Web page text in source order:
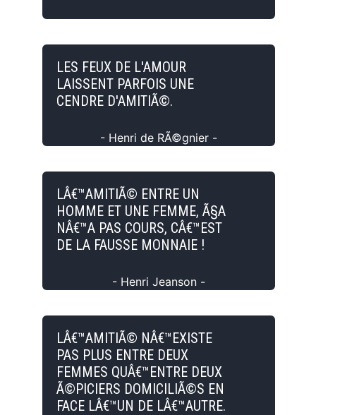
LES FEUX DE L'AMOUR
LAISSENT PARFOIS UNE
CENDRE D'AMITIÃ©.
- Henri de RÃ©gnier -
LÂ€™AMITIÃ© ENTRE UN
HOMME ET UNE FEMME, Ã§A
NÂ€™A PAS COURS, CÂ€™EST
DE LA FAUSSE MONNAIE !
- Henri Jeanson -
LÂ€™AMITIÃ© NÂ€™EXISTE
PAS PLUS ENTRE DEUX
FEMMES QUÂ€™ENTRE DEUX
Ã©PICIERS DOMICILIÃ©S EN
FACE LÂ€™UN DE LÂ€™AUTRE.